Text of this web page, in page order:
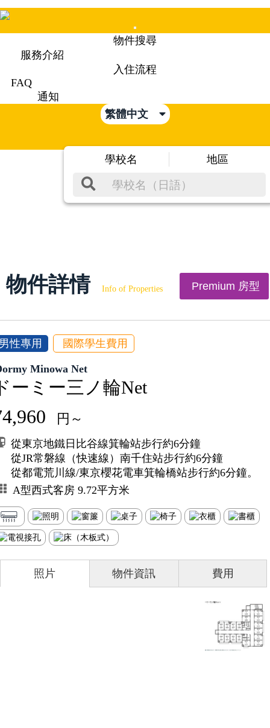
Mobile
Menu
物件搜尋
服務介紹
入住流程
FAQ
通知
繁體中文
學校名 地區
物件詳情 Info of Properties Premium 房型
性專用 國際學生費用
Minowa Net
ーミー三ノ輪Net
円～
從東京地鐵日比谷線箕輪站步行約6分鐘
從JR常磐線（快速線）南千住站步行約6分鐘
從都電荒川線/東京櫻花電車箕輪橋站步行約6分鐘。
A型西式客房 9.72平方米
照片 物件資訊 費用